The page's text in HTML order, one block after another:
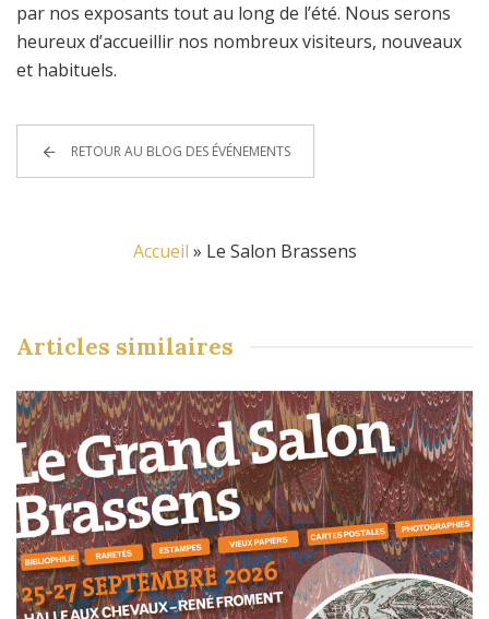
par nos exposants tout au long de l’été. Nous serons
heureux d’accueillir nos nombreux visiteurs, nouveaux
et habituels.
RETOUR AU BLOG DES ÉVÉNEMENTS
Accueil » Le Salon Brassens
Articles similaires